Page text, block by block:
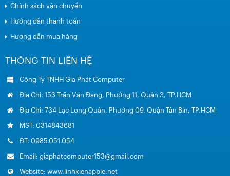
Chính sách vận chuyển
Hướng dẫn thanh toán
Hướng dẫn mua hàng
THÔNG TIN LIÊN HỆ
Công Ty TNHH Gia Phát Computer
Địa Chỉ: 153 Trần Văn Đang, Phường 11, Quận 3, TP.HCM
Địa Chỉ: 734 Lạc Long Quân, Phường 09, Quận Tân Bin, TP.HCM
MST: 0314843681
ĐT: 0985.051.054
Email: giaphatcomputer153@gmail.com
Website: www.linhkienapple.net